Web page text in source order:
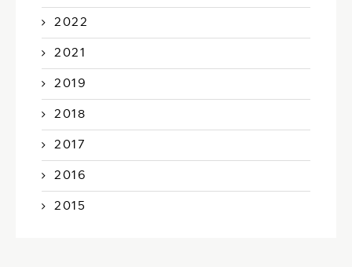
2022
2021
2019
2018
2017
2016
2015